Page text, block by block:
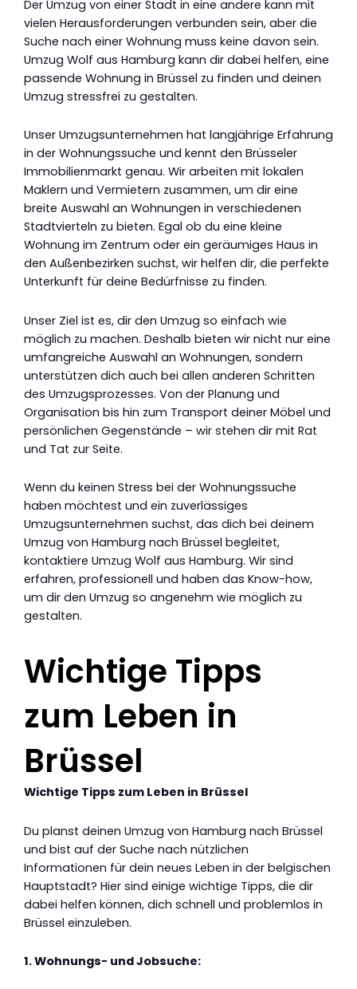
Der Umzug von einer Stadt in eine andere kann mit
vielen Herausforderungen verbunden sein, aber die
Suche nach einer Wohnung muss keine davon sein.
Umzug Wolf aus Hamburg kann dir dabei helfen, eine
passende Wohnung in Brüssel zu finden und deinen
Umzug stressfrei zu gestalten.
Unser Umzugsunternehmen hat langjährige Erfahrung
in der Wohnungssuche und kennt den Brüsseler
Immobilienmarkt genau. Wir arbeiten mit lokalen
Maklern und Vermietern zusammen, um dir eine
breite Auswahl an Wohnungen in verschiedenen
Stadtvierteln zu bieten. Egal ob du eine kleine
Wohnung im Zentrum oder ein geräumiges Haus in
den Außenbezirken suchst, wir helfen dir, die perfekte
Unterkunft für deine Bedürfnisse zu finden.
Unser Ziel ist es, dir den Umzug so einfach wie
möglich zu machen. Deshalb bieten wir nicht nur eine
umfangreiche Auswahl an Wohnungen, sondern
unterstützen dich auch bei allen anderen Schritten
des Umzugsprozesses. Von der Planung und
Organisation bis hin zum Transport deiner Möbel und
persönlichen Gegenstände – wir stehen dir mit Rat
und Tat zur Seite.
Wenn du keinen Stress bei der Wohnungssuche
haben möchtest und ein zuverlässiges
Umzugsunternehmen suchst, das dich bei deinem
Umzug von Hamburg nach Brüssel begleitet,
kontaktiere Umzug Wolf aus Hamburg. Wir sind
erfahren, professionell und haben das Know-how,
um dir den Umzug so angenehm wie möglich zu
gestalten.
Wichtige Tipps
zum Leben in
Brüssel
Wichtige Tipps zum Leben in Brüssel
Du planst deinen Umzug von Hamburg nach Brüssel
und bist auf der Suche nach nützlichen
Informationen für dein neues Leben in der belgischen
Hauptstadt? Hier sind einige wichtige Tipps, die dir
dabei helfen können, dich schnell und problemlos in
Brüssel einzuleben.
1. Wohnungs- und Jobsuche: